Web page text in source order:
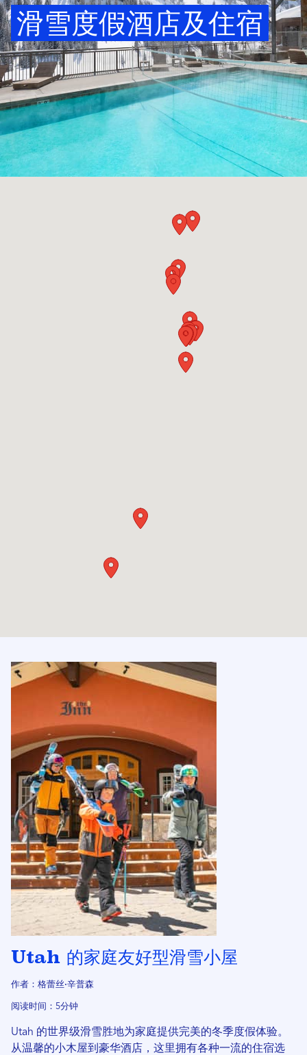
滑雪度假酒店及住宿
Utah 的家庭友好型滑雪小屋
作者：格蕾丝·辛普森
阅读时间：5分钟
Utah 的世界级滑雪胜地为家庭提供完美的冬季度假体验。
从温馨的小木屋到豪华酒店，这里拥有各种一流的住宿选